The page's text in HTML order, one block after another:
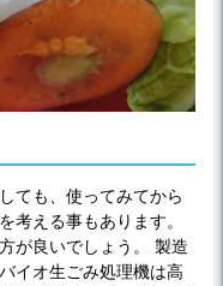
ても、使ってみてから
考える事もあります。
が良いでしょう。 製造
イオ生ごみ処理機は高